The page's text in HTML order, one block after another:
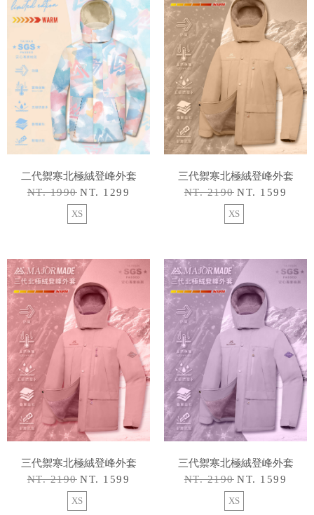
二代禦寒北極絨登峰外套
NT. 1990 NT. 1299
XS
三代禦寒北極絨登峰外套
NT. 2190 NT. 1599
XS
三代禦寒北極絨登峰外套
NT. 2190 NT. 1599
XS
三代禦寒北極絨登峰外套
NT. 2190 NT. 1599
XS